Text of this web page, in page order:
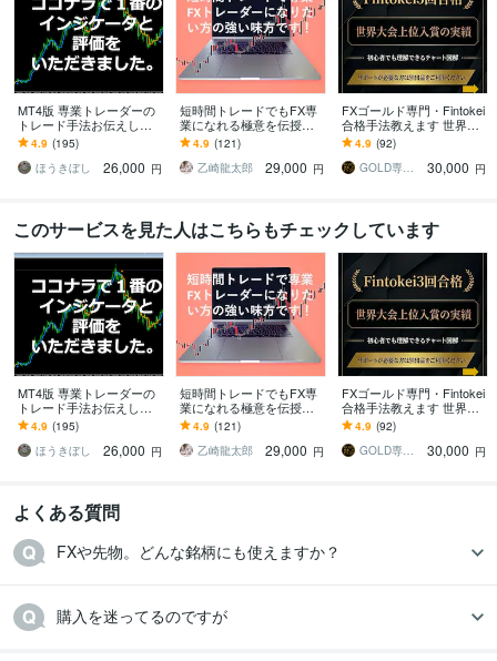
MT4版 専業トレーダーの
トレード手法お伝えしま
す 専業トレーダーが長年
使ってきた手法です。
4.9 (195)
ほうきぼし
26,000 円
短時間トレードでもFX専
業になれる極意を伝授し
ます 病気などの諸事情で
早期にFX収入を確保した
い方にも最適です!
4.9 (121)
乙崎龍太郎
29,000 円
FXゴールド専門・Fintokei
合格手法教えます 世界大
会入賞。とてもシンプル
で実績のある手法です
4.9 (92)
GOLD専業FX
30,000 円
このサービスを見た人はこちらもチェックしています
MT4版 専業トレーダーの
トレード手法お伝えしま
す 専業トレーダーが長年
使ってきた手法です。
4.9 (195)
ほうきぼし
26,000 円
短時間トレードでもFX専
業になれる極意を伝授し
ます 病気などの諸事情で
早期にFX収入を確保した
い方にも最適です!
4.9 (121)
乙崎龍太郎
29,000 円
FXゴールド専門・Fintokei
合格手法教えます 世界大
会入賞。とてもシンプル
で実績のある手法です
4.9 (92)
GOLD専業FX
30,000 円
よくある質問
FXや先物。どんな銘柄にも使えますか？
購入を迷ってるのですが